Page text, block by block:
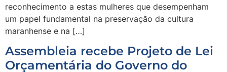
reconhecimento a estas mulheres que desempenham
um papel fundamental na preservação da cultura
maranhense e na […]
Assembleia recebe Projeto de Lei
Orçamentária do Governo do